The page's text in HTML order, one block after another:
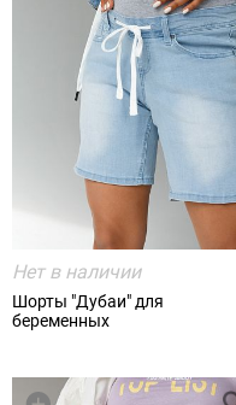
Нет в наличии
Шорты "Дубаи" для
беременных